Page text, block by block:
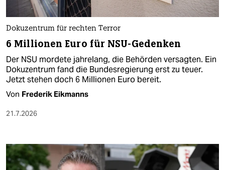
Dokuzentrum für rechten Terror
6 Millionen Euro für NSU-Gedenken
Der NSU mordete jahrelang, die Behörden versagten. Ein
Dokuzentrum fand die Bundesregierung erst zu teuer.
Jetzt stehen doch 6 Millionen Euro bereit.
Von Frederik Eikmanns
21.7.2026